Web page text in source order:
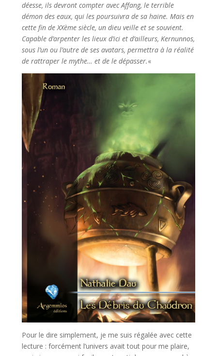
déesse, ils devront compter avec Affang, le terrible
démon des eaux, qui les poursuivra de sa haine. Mais en
cette fin de XXème siècle, un dieu veille et se souvient.
Capable d’arpenter les lieux d’ici et d’ailleurs, Kernunnos,
sous l’un ou l’autre de ses avatars, permettra à la réalité
de rattraper le mythe… et de le dépasser.«
Pour le dire simplement, je me suis régalée avec cette
lecture : forcément l’univers avait tout pour me plaire,